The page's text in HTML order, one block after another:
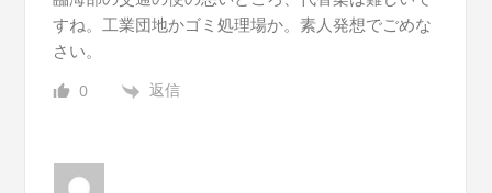
すね。工業団地かゴミ処理場か。素人発想でごめな
さい。
0 返信